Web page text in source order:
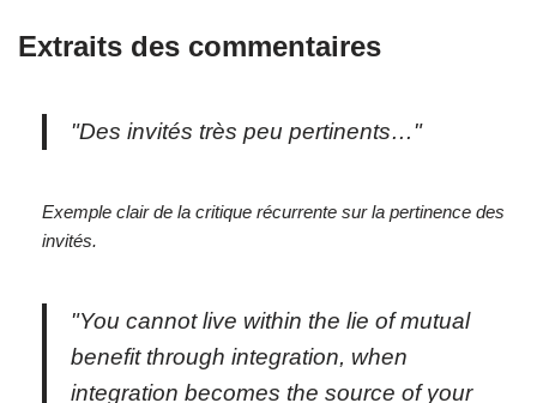
Extraits des commentaires
"Des invités très peu pertinents…"
Exemple clair de la critique récurrente sur la pertinence des
invités.
"You cannot live within the lie of mutual
benefit through integration, when
integration becomes the source of your